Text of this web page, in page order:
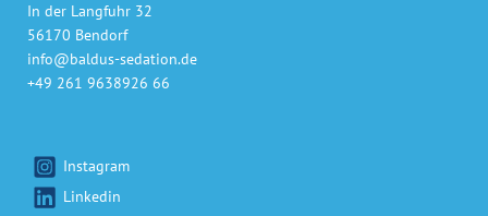
In der Langfuhr 32
56170 Bendorf
info@baldus-sedation.de
+49 261 9638926 66
Instagram
Linkedin